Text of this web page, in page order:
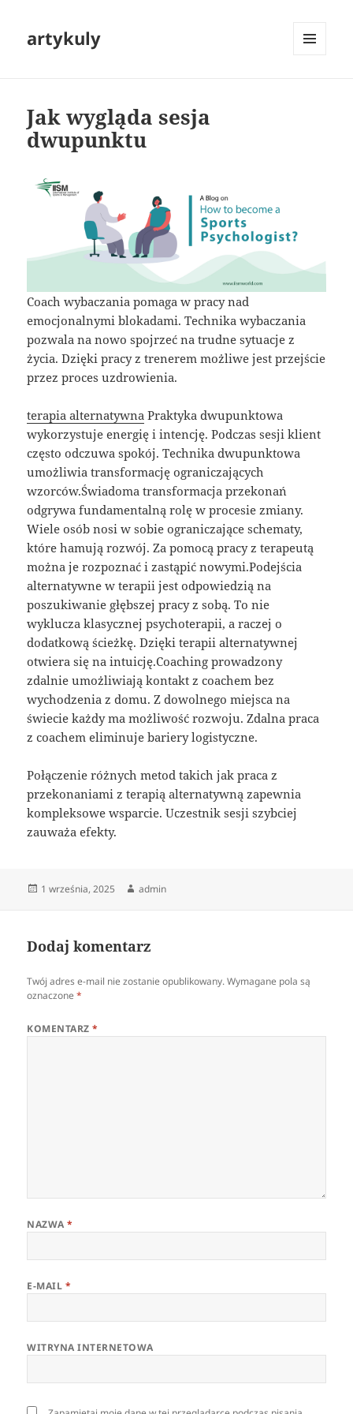
artykuly
Jak wygląda sesja
dwupunktu
Coach wybaczania pomaga w pracy nad
emocjonalnymi blokadami. Technika wybaczania
pozwala na nowo spojrzeć na trudne sytuacje z
życia. Dzięki pracy z trenerem możliwe jest przejście
przez proces uzdrowienia.
terapia alternatywna Praktyka dwupunktowa
wykorzystuje energię i intencję. Podczas sesji klient
często odczuwa spokój. Technika dwupunktowa
umożliwia transformację ograniczających
wzorców.Świadoma transformacja przekonań
odgrywa fundamentalną rolę w procesie zmiany.
Wiele osób nosi w sobie ograniczające schematy,
które hamują rozwój. Za pomocą pracy z terapeutą
można je rozpoznać i zastąpić nowymi.Podejścia
alternatywne w terapii jest odpowiedzią na
poszukiwanie głębszej pracy z sobą. To nie
wyklucza klasycznej psychoterapii, a raczej o
dodatkową ścieżkę. Dzięki terapii alternatywnej
otwiera się na intuicję.Coaching prowadzony
zdalnie umożliwiają kontakt z coachem bez
wychodzenia z domu. Z dowolnego miejsca na
świecie każdy ma możliwość rozwoju. Zdalna praca
z coachem eliminuje bariery logistyczne.
Połączenie różnych metod takich jak praca z
przekonaniami z terapią alternatywną zapewnia
kompleksowe wsparcie. Uczestnik sesji szybciej
zauważa efekty.
Data
1 września, 2025 Autor
admin
Dodaj komentarz
Twój adres e-mail nie zostanie opublikowany. Wymagane pola są
oznaczone*
KOMENTARZ*
NAZWA*
E-MAIL *
WITRYNA INTERNETOWA